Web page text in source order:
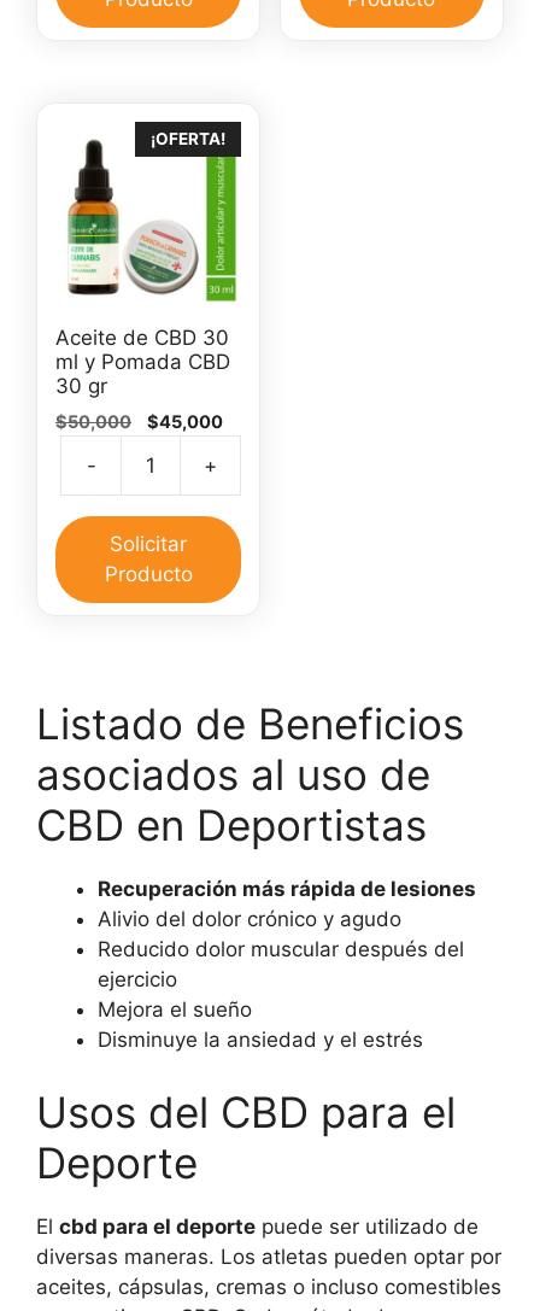
¡OFERTA!
Aceite de CBD 30
ml y Pomada CBD
30 gr
$50,000
El
original
era:
$50,000.
$45,000El
es:
$45,000.
-
CBD
30
30
cantidad
+
Solicitar
Producto
Listado de Beneficios
asociados al uso de
CBD en Deportistas
Recuperación más rápida de lesiones
Alivio del dolor crónico y agudo
Reducido dolor muscular después del
ejercicio
Mejora el sueño
Disminuye la ansiedad y el estrés
Usos del CBD para el
Deporte
El cbd para el deporte puede ser utilizado de
diversas maneras. Los atletas pueden optar por
aceites, cápsulas, cremas o incluso comestibles